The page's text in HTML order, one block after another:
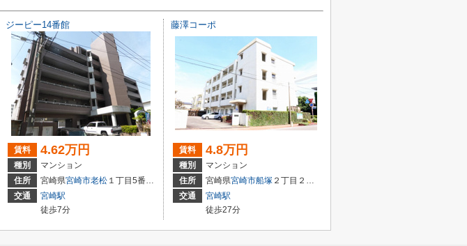
ジーピー14番館
賃料 4.62万円
種別
マンション
住所
宮崎県宮崎市老松 １丁目5番10号
交通
宮崎駅
徒歩7分
藤澤コーポ
賃料 4.8万円
種別
マンション
住所
宮崎県宮崎市船塚 ２丁目２９－２
交通
宮崎駅
徒歩27分